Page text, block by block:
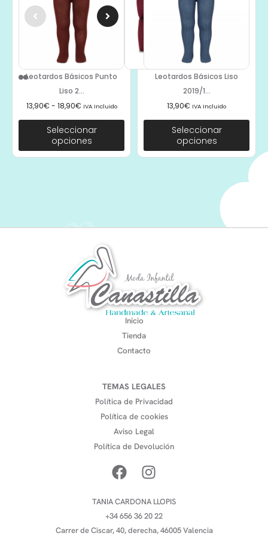
Leotardos Básicos Punto
Liso 2...
13,90€ - 18,90€ IVA Incluido
Seleccionar
opciones
Leotardos Básicos Liso
2019/1...
13,90€ IVA Incluido
Seleccionar
opciones
Inicio
Tienda
Contacto
TEMAS LEGALES
Política de Privacidad
Política de cookies
Aviso Legal
Política de Devolución
TANIA CARDONA LLOPIS
+34 656 36 20 22
Carrer de Ciscar, 40, derecha, 46005 Valencia